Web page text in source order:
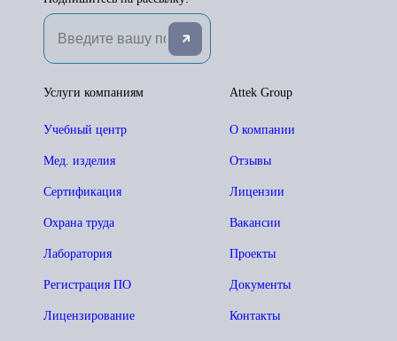
Attek Group
О компании
Отзывы
Лицензии
Вакансии
Проекты
Документы
Контакты
Услуги компаниям
Учебный центр
Мед. изделия
Сертификация
Охрана труда
Лаборатория
Регистрация ПО
Лицензирование